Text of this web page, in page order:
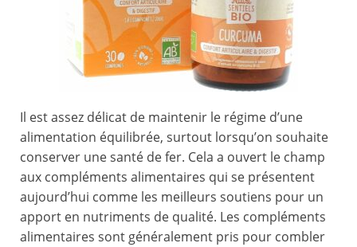
Il est assez délicat de maintenir le régime d’une
alimentation équilibrée, surtout lorsqu’on souhaite
conserver une santé de fer. Cela a ouvert le champ
aux compléments alimentaires qui se présentent
aujourd’hui comme les meilleurs soutiens pour un
apport en nutriments de qualité. Les compléments
alimentaires sont généralement pris pour combler